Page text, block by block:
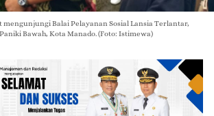
mengunjungi Balai Pelayanan Sosial Lansia Terlantar,
Bawah, Kota Manado. (Foto: Istimewa)